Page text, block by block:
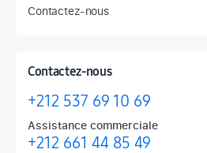
Contactez-nous
Contactez-nous
+212 537 69 10 69
Assistance commerciale
+212 661 44 85 49